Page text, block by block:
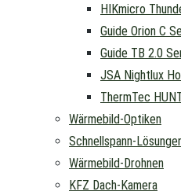
HIKmicro
Guide Orion C
Guide TB 2.0
JSA Nightlux
ThermTec
Wärmebild-Optiken
Schnellspann-
Wärmebild-Drohnen
KFZ Dach-Kamera